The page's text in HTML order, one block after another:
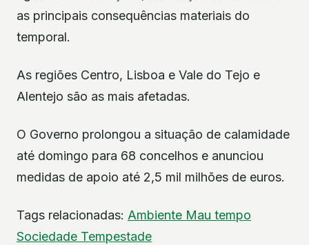
as principais consequências materiais do
temporal.
As regiões Centro, Lisboa e Vale do Tejo e
Alentejo são as mais afetadas.
O Governo prolongou a situação de calamidade
até domingo para 68 concelhos e anunciou
medidas de apoio até 2,5 mil milhões de euros.
Tags relacionadas: Ambiente Mau tempo
Sociedade Tempestade